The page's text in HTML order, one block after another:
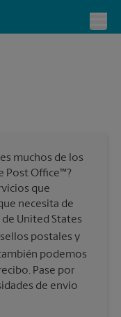
muchos de los
Post Office™?
que
necesita de
United States
postales y
podemos
Pase por
de envío